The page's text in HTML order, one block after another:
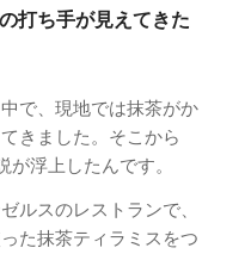
打ち手が見えてきた
で、現地では抹茶がか
きました。そこから
が浮上したんです。
ルスのレストランで、
た抹茶ティラミスをつ